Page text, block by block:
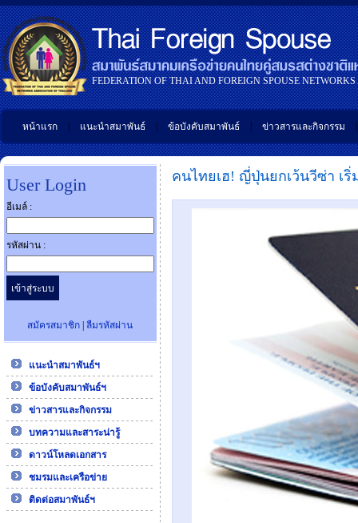
FEDERATION OF THAI AND FOREIGN SPOUSE
หน้าแรก แนะนำสมาพันธ์ ข้อบังคับสมาพันธ์ ข่าวสารและกิจกรรม
User Login
อีเมล์ :
รหัสผ่าน :
สมัครสมาชิก |ลืมรหัสผ่าน
แนะนำสมาพันธ์ฯ
ข้อบังคับสมาพันธ์ฯ
ข่าวสารและกิจกรรม
บทความและสาระน่ารู้
ดาวน์โหลดเอกสาร
ชมรมและเครือข่าย
ติดต่อสมาพันธ์ฯ
คนไทยเฮ! ญี่ปุ่นยกเว้นวีซ่า เริ่